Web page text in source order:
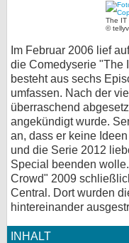
The IT
©
Im Februar 2006 lief
die Comedyserie "The
besteht aus sechs
umfassen. Nach der
überraschend
angekündigt wurde.
an, dass er keine
und die Serie 2012
Special beenden
Crowd" 2009
Central. Dort wurden
hintereinander
INHALT